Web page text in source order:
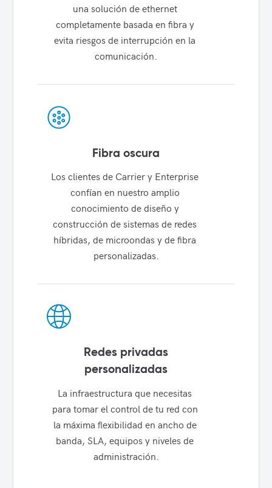
una solución de ethernet
completamente basada en fibra y
evita riesgos de interrupción en la
comunicación.
Fibra oscura
Los clientes de Carrier y Enterprise
confían en nuestro amplio
conocimiento de diseño y
construcción de sistemas de redes
híbridas, de microondas y de fibra
personalizadas.
Redes privadas
personalizadas
La infraestructura que necesitas
para tomar el control de tu red con
la máxima flexibilidad en ancho de
banda, SLA, equipos y niveles de
administración.